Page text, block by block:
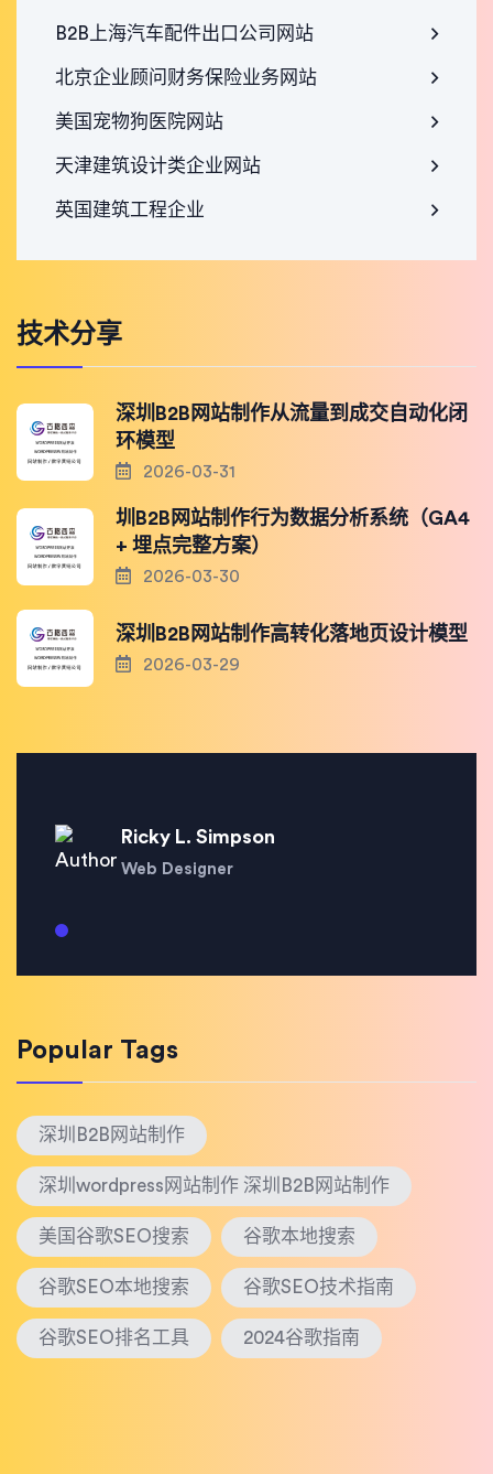
B2B上海汽车配件出口公司网站
北京企业顾问财务保险业务网站
美国宠物狗医院网站
天津建筑设计类企业网站
英国建筑工程企业
技术分享
深圳B2B网站制作从流量到成交自动化闭
环模型
2026-03-31
圳B2B网站制作行为数据分析系统（GA4
+ 埋点完整方案）
2026-03-30
深圳B2B网站制作高转化落地页设计模型
2026-03-29
Ricky L. Simpson
Web Designer
Popular Tags
深圳B2B网站制作
深圳wordpress网站制作 深圳B2B网站制作
美国谷歌SEO搜索 谷歌本地搜索
谷歌SEO本地搜索 谷歌SEO技术指南
谷歌SEO排名工具 2024谷歌指南